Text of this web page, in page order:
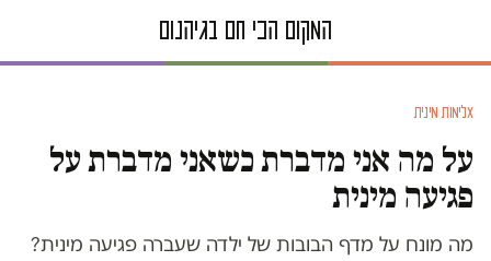
אלימות מינית
על מה אני מדברת כשאני מדברת על
פגיעה מינית
מה מונח על מדף הבובות של ילדה שעברה פגיעה מינית?